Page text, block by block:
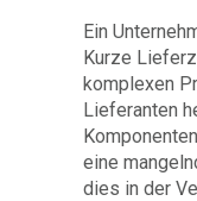
Ein
Kurze
komplexen
Lieferanten
eine
dies in der